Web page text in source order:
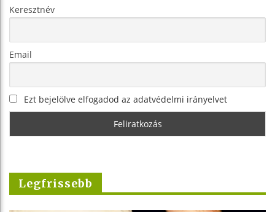
Keresztnév
Email
Ezt bejelölve elfogadod az adatvédelmi irányelvet
Legfrissebb